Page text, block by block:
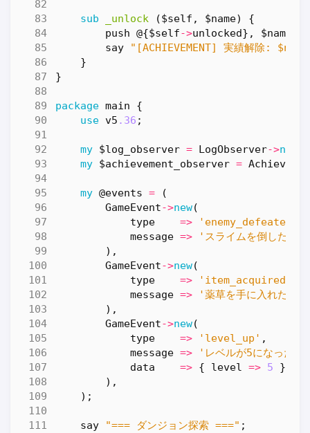
sub _unlock
($self, $name) {
push @{$self->unlocked}, $name
say
"[ACHIEVEMENT] 実績解除:
}
}
package main
{
use v5 .36 ;
my $log_observer = LogObserver->new
my $achievement_observer =
my @events =
(
GameEvent->new(
type
=> 'enemy_defeated'
message => 'スライムを倒した！'
),
GameEvent->new(
type
=> 'item_acquired'
message => '薬草を手に入れた！'
),
GameEvent->new(
type
=> 'level_up' ,
message =>
'レベルが5になった
data
=> { level => 5
},
),
);
say "=== ダンジョン探索 ===" ;